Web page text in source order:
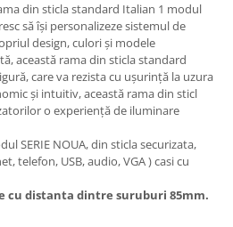
din sticla standard Italian 1 modul
să își personalizeze sistemul de
design, culori și modele
această rama din sticla standard
care va rezista cu ușurință la uzura
și intuitiv, această rama din sticl
o experiență de iluminare
SERIE NOUA, din sticla securizata,
telefon, USB, audio, VGA ) casi cu
cu distanta dintre suruburi 85mm.